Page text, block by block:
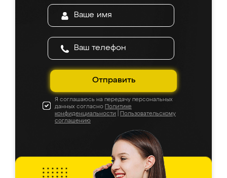
Отправить
Я соглашаюсь на передачу персональных
данных согласно Политике
конфиденциальности
Пользовательскому
соглашению